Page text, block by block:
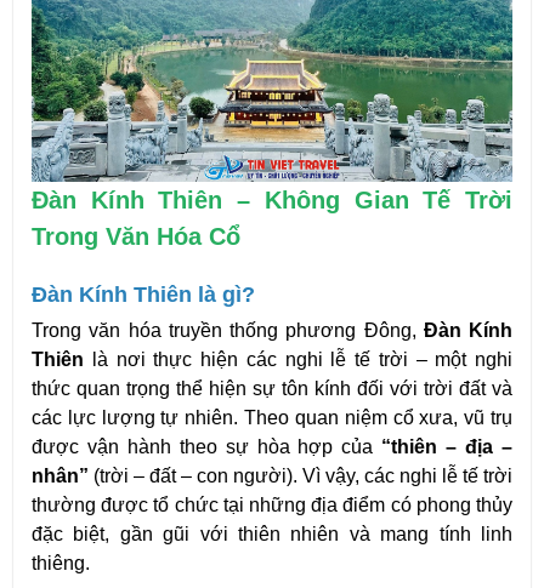
Đàn Kính Thiên – Không Gian Tế Trời
Trong Văn Hóa Cổ
Đàn Kính Thiên là gì?
Trong văn hóa truyền thống phương Đông, Đàn Kính
Thiên là nơi thực hiện các nghi lễ tế trời – một nghi
thức quan trọng thể hiện sự tôn kính đối với trời đất và
các lực lượng tự nhiên. Theo quan niệm cổ xưa, vũ trụ
được vận hành theo sự hòa hợp của “thiên – địa –
nhân” (trời – đất – con người). Vì vậy, các nghi lễ tế trời
thường được tổ chức tại những địa điểm có phong thủy
đặc biệt, gần gũi với thiên nhiên và mang tính linh
thiêng.